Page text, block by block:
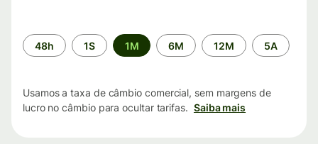
Período
de
48h 1S 1M 6M 12M 5A
Usamos a taxa de câmbio comercial, sem margens de
lucro no câmbio para ocultar tarifas. Saiba mais